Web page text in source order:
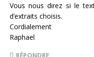
Vous nous direz si le
d’extraits choisis.
Cordialement
Raphael
RÉPONDRE